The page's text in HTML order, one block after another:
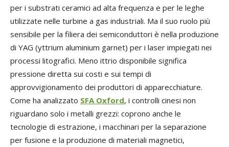
per i substrati ceramici ad alta frequenza e per le leghe
utilizzate nelle turbine a gas industriali. Ma il suo ruolo più
sensibile per la filiera dei semiconduttori è nella produzione
di YAG (yttrium aluminium garnet) per i laser impiegati nei
processi litografici. Meno ittrio disponibile significa
pressione diretta sui costi e sui tempi di
approvvigionamento dei produttori di apparecchiature.
Come ha analizzato SFA Oxford, i controlli cinesi non
riguardano solo i metalli grezzi: coprono anche le
tecnologie di estrazione, i macchinari per la separazione
per fusione e la produzione di materiali magnetici,